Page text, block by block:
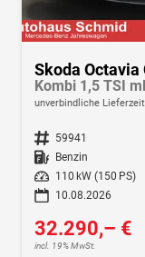
Skoda Octavia
Kombi 1,5 TSI
unverbindliche
Fahrzeugnr. 59941
Kraftstoff Benzin
Leistung
110 kW (150 PS)
10.08.2026
32.290,– €
incl. 19% MwSt.